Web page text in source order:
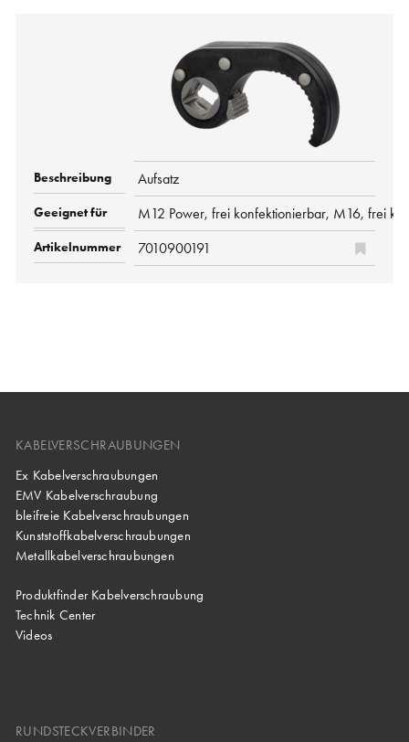
Aufsatz
M12 Power, frei konfektionierbar, M16, frei
7010900191
KABELVERSCHRAUBUNGEN
Ex Kabelverschraubungen
EMV Kabelverschraubung
bleifreie Kabelverschraubungen
Kunststoffkabelverschraubungen
Metallkabelverschraubungen
Produktfinder Kabelverschraubung
Technik Center
Videos
RUNDSTECKVERBINDER